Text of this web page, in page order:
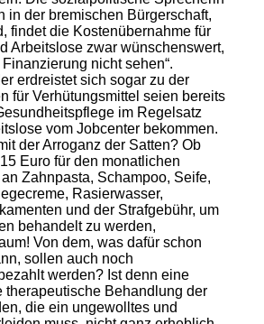
in der bremischen Bürgerschaft,
findet die Kostenübernahme für
Arbeitslose zwar wünschenswert,
nicht sehen“.
erdreistet sich sogar zu der
für Verhütungsmittel seien bereits
im Regelsatz
vom Jobcenter bekommen.
der Arroganz der Satten? Ob
Euro für den monatlichen
Zahnpasta, Schampoo, Seife,
Rasierwasser,
und der Strafgebühr, um
behandelt zu werden,
Von dem, was dafür schon
sollen auch noch
bezahlt werden? Ist denn eine
therapeutische Behandlung der
die ein ungewolltes und